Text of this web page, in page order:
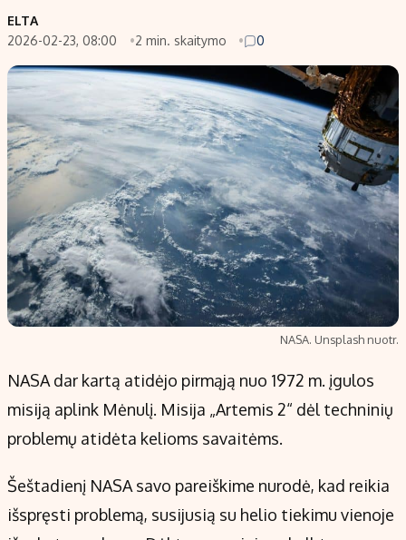
ELTA
2026-02-23, 08:00
2 min. skaitymo 0
NASA. Unsplash nuotr.
NASA dar kartą atidėjo pirmąją nuo 1972 m. įgulos
misiją aplink Mėnulį. Misija „Artemis 2“ dėl techninių
problemų atidėta kelioms savaitėms.
Šeštadienį NASA savo pareiškime nurodė, kad reikia
išspręsti problemą, susijusią su helio tiekimu vienoje